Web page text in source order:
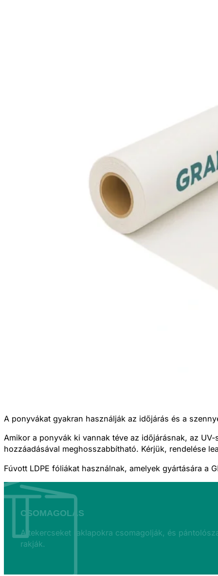
A ponyvákat gyakran használják az időjárás és a
Amikor a ponyvák ki vannak téve az időjárásnak, az
hozzáadásával meghosszabbítható. Kérjük, rendelése
Fúvott LDPE fóliákat használnak, amelyek gyártására a
CSOMAGOLÁS
A tekercseket raklapokra csomagolják, és
rakják.